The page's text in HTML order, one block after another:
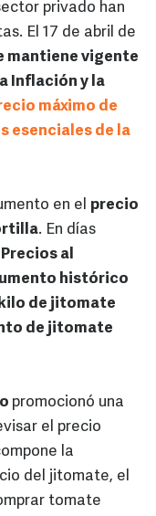
privado han
El 17 de abril de
mantiene vigente
Inflación y la
máximo de
esenciales de la
en el precio
. En días
al
histórico
de jitomate
de jitomate
promocionó una
el precio
la
del jitomate, el
tomate